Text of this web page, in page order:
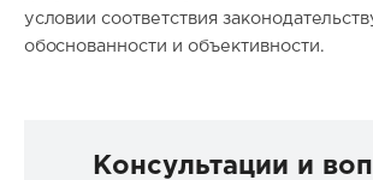
условии соответствия
обоснованности и объективности.
Консультации и